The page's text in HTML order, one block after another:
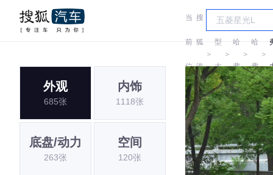
当
前
位
置:
搜
狐
汽
车
＞
车
型
大
全
＞
哈
弗
＞
哈
弗
＞
外观
685张
内饰
1118张
底盘/动力
263张
空间
120张